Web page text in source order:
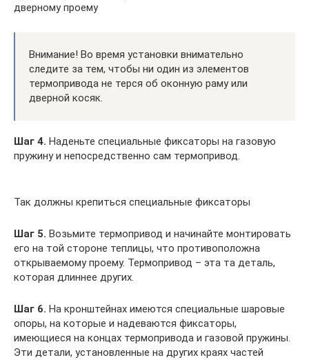
дверному проему
Внимание! Во время установки внимательно
следите за тем, чтобы ни один из элементов
термопривода не терся об оконную раму или
дверной косяк.
Шаг 4. Наденьте специальные фиксаторы на газовую
пружину и непосредственно сам термопривод.
Так должны крепиться специальные фиксаторы
Шаг 5. Возьмите термопривод и начинайте монтировать
его на той стороне теплицы, что противоположна
открываемому проему. Термопривод – эта та деталь,
которая длиннее других.
Шаг 6. На кронштейнах имеются специальные шаровые
опоры, на которые и надеваются фиксаторы,
имеющиеся на концах термопривода и газовой пружины.
Эти детали, установленные на других краях частей